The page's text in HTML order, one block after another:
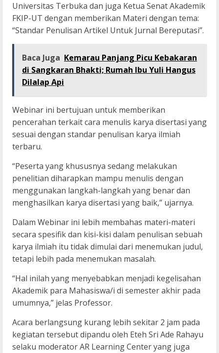
Universitas Terbuka dan juga Ketua Senat Akademik
FKIP-UT dengan memberikan Materi dengan tema:
“Standar Penulisan Artikel Untuk Jurnal Bereputasi”.
Baca Juga Kemarau Panjang Picu Kebakaran
di Sangkaran Bhakti; Rumah Ibu Yuli Hangus
Dilalap Api
Webinar ini bertujuan untuk memberikan
pencerahan terkait cara menulis karya disertasi yang
sesuai dengan standar penulisan karya ilmiah
terbaru.
“Peserta yang khususnya sedang melakukan
penelitian diharapkan mampu menulis dengan
menggunakan langkah-langkah yang benar dan
menghasilkan karya disertasi yang baik,” ujarnya.
Dalam Webinar ini lebih membahas materi-materi
secara spesifik dan kisi-kisi dalam penulisan sebuah
karya ilmiah itu tidak dimulai dari menemukan judul,
tetapi lebih pada menemukan masalah.
“Hal inilah yang menyebabkan menjadi kegelisahan
Akademik para Mahasiswa/i di semester akhir pada
umumnya,” jelas Professor.
Acara berlangsung kurang lebih sekitar 2 jam pada
kegiatan tersebut dipandu oleh Eteh Sri Ade Rahayu
selaku moderator AR Learning Center yang juga